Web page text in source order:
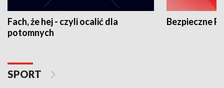
Fach, że hej - czyli ocalić dla
potomnych
Bezpieczne
SPORT